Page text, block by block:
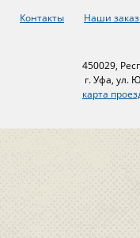
Контакты Наши
450029,
г. Уфа, ул.
карта